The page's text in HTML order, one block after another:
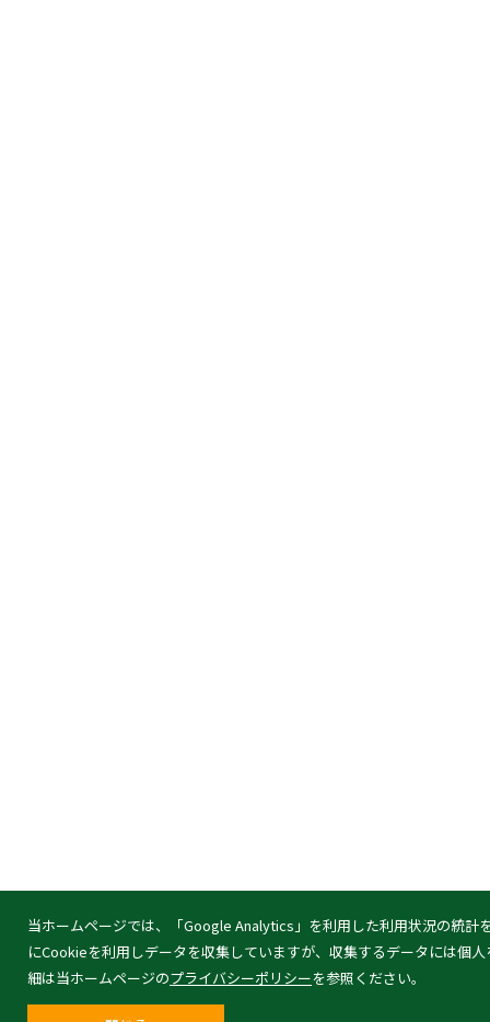
当ホームページでは、「Google Analytics」を利用した利用状況の統計
にCookieを利用しデータを収集していますが、収集するデータには個
細は当ホームページのプライバシーポリシーを参照ください。